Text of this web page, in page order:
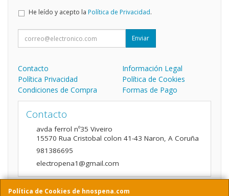
Política de Cookies de hnospena.com
He leído y acepto la Política de Privacidad.
Enviar
Contacto
Información Legal
Política Privacidad
Política de Cookies
Condiciones de Compra
Formas de Pago
Contacto
avda ferrol nº35 Viveiro
15570 Rua Cristobal colon 41-43 Naron, A Coruña
981386695
electropena1@gmail.com